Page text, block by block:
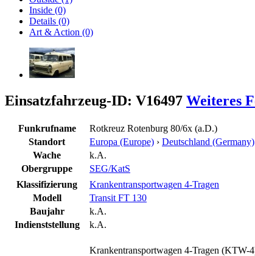
Inside (0)
Details (0)
Art & Action (0)
Einsatzfahrzeug-ID: V16497 Weiteres
Funkrufname Rotkreuz Rotenburg 80/6x (a.D.)
Standort
Europa (Europe) › Deutschland (Germany)
Wache
k.A.
Obergruppe
SEG/KatS
Klassifizierung
Krankentransportwagen 4-Tragen
Modell
Transit FT 130
Baujahr
k.A.
Indienststellung
k.A.
Krankentransportwagen 4-Tragen (KTW-